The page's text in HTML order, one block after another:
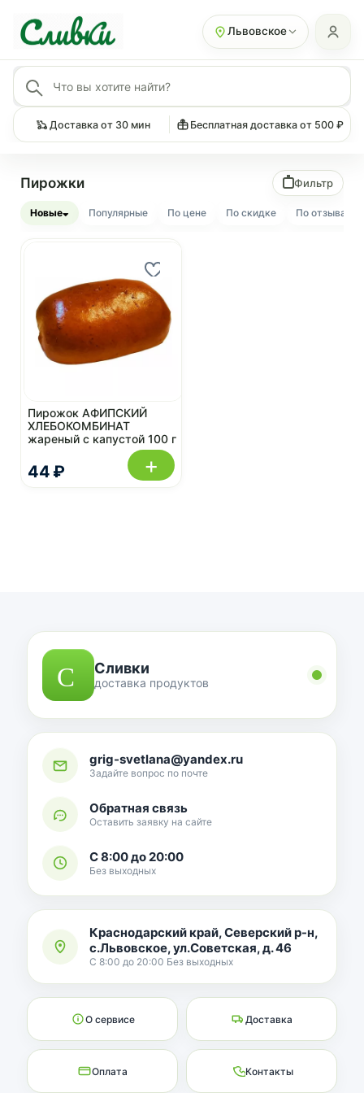
Львовское
Доставка от 30 мин Бесплатная доставка от 500 ₽
Пирожки Фильтр
Новые Популярные По цене По скидке По отзывам
44 ₽
Пирожок АФИПСКИЙ
ХЛЕБОКОМБИНАТ
жареный с капустой 100 г
+
Сливки
доставка продуктов
grig-svetlana@yandex.ru
Задайте вопрос по почте
Обратная связь
Оставить заявку на сайте
С 8:00 до 20:00
Без выходных
Краснодарский край, Северский р-н,
с.Львовское, ул.Советская, д. 46
С 8:00 до 20:00 Без выходных
О сервисе Доставка
Оплата Контакты